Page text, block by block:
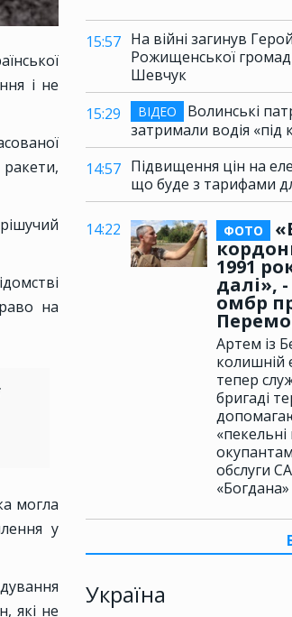
15:57 На війні загинув
Рожищенської
Шевчук
15:29
ВІДЕО
Волинські
затримали водія «під
14:57 Підвищення цін на
що буде з тарифами
14:22 ФОТО
1991
далі», -
омбр
Артем із
колишній
тепер
бригаді
обслуги
«Богдана»
Україна
і не
ракети,
на
могла
у
які не